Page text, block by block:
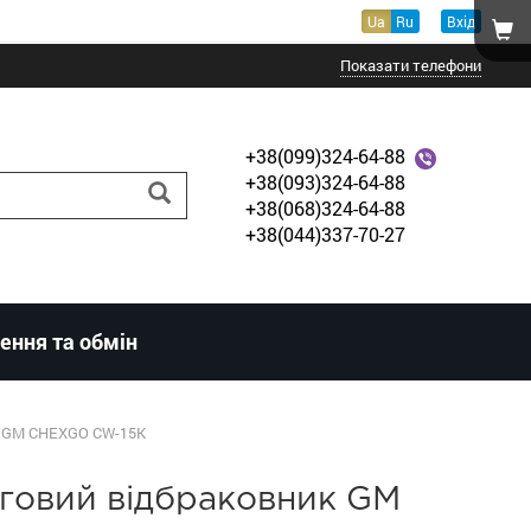
Ua Ru Вхід
Показати телефони
+38(099)324-64-88
+38(093)324-64-88
+38(068)324-64-88
+38(044)337-70-27
та обмін
CHEXGO CW-15K
відбраковник GM